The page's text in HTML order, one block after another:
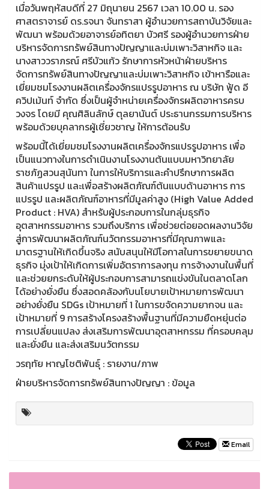
เมื่อวันพฤหัสบดีที่ 27 มิถุนายน 2567 เวลา 10.00 น. รอง
ศาสตราจารย์ ดร.รจนา จันทราสา ผู้อำนวยการสถาบันวิจัยและ
พัฒนา พร้อมด้วยอาจารย์อทิตยา บัวศรี รองผู้อำนวยการฝ่าย
บริหารจัดการทรัพย์สินทางปัญญาและบ่มเพาะวิสาหกิจ และ
นางสาววราภรณ์ ศรีบัวแก้ว รักษาการหัวหน้าฝ่ายบริหาร
จัดการทรัพย์สินทางปัญญาและบ่มเพาะวิสาหกิจ เข้าหารือและ
เยี่ยมชมโรงงานผลิตเครื่องจักรแปรรูปอาหาร ณ บริษัท ฟู้ด อี
ควิปเม้นท์ จำกัด ซึ่งเป็นผู้จำหน่ายเครื่องจักรผลิตอาหารครบ
วงจร โดยมี คุณศิลินลักษ์ ตุลยานันต์ ประธานกรรมการบริหาร
พร้อมด้วยบุคลากรผู้เชี่ยวชาญ ให้การต้อนรับ
พร้อมนี้ได้เยี่ยมชมโรงงานผลิตเครื่องจักรแปรรูปอาหาร เพื่อ
เป็นแนวทางในการดำเนินงานโรงงานต้นแบบมหาวิทยาลัย
ราชภัฏสวนสุนันทา ในการให้บริการและคำปรึกษาการผลิต
สินค้าแปรรูป และเพื่อสร้างผลิตภัณฑ์ต้นแบบด้านอาหาร การ
แปรรูป และผลิตภัณฑ์อาหารที่มีมูลค่าสูง (High Value Added
Product : HVA) สำหรับผู้ประกอบการในกลุ่มธุรกิจ
อุตสาหกรรมอาหาร รวมถึงบริการ เพื่อช่วยต่อยอดผลงานวิจัย
สู่การพัฒนาผลิตภัณฑ์นวัตกรรมอาหารที่มีคุณภาพและ
มาตรฐานให้เกิดขึ้นจริง สนับสนุนให้มีโอกาสในการขยายขนาด
ธุรกิจ มุ่งเป้าให้เกิดการเพิ่มอัตราการลงทุน การจ้างงานในพื้นที่
และช่วยยกระดับให้ผู้ประกอบการสามารถแข่งขันในตลาดโลก
ได้อย่างยั่งยืน ซึ่งสอดคล้องกับนโยบายเป้าหมายการพัฒนา
อย่างยั่งยืน SDGs เป้าหมายที่ 1 ในการขจัดความยากจน และ
เป้าหมายที่ 9 การสร้างโครงสร้างพื้นฐานที่มีความยืดหยุ่นต่อ
การเปลี่ยนแปลง ส่งเสริมการพัฒนาอุตสาหกรรม ที่ครอบคลุม
และยั่งยืน และส่งเสริมนวัตกรรม
วรฤทัย หาญโชติพันธุ์ : รายงาน/ภาพ
ฝ่ายบริหารจัดการทรัพย์สินทางปัญญา : ข้อมูล
Email